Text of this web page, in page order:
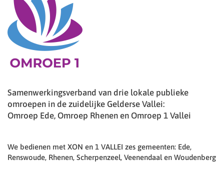
Samenwerkingsverband van drie lokale publieke
omroepen in de zuidelijke Gelderse Vallei:
Omroep Ede, Omroep Rhenen en Omroep 1 Vallei
We bedienen met XON en 1 VALLEI zes gemeenten: Ede,
Renswoude, Rhenen, Scherpenzeel, Veenendaal en Woudenberg